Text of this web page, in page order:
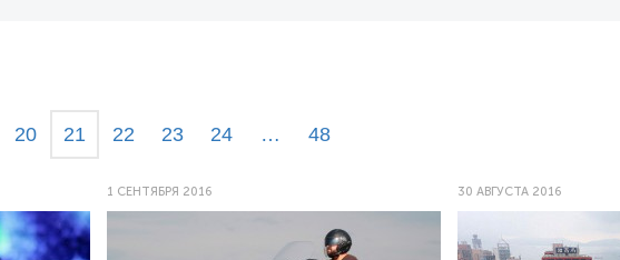
20 21 22 23 24 … 48
1 СЕНТЯБРЯ 2016 30 АВГУСТА 2016